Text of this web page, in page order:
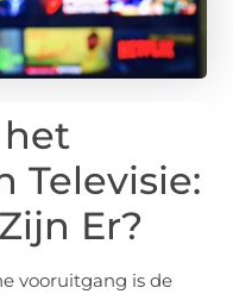
het
Televisie:
Er?
vooruitgang is de